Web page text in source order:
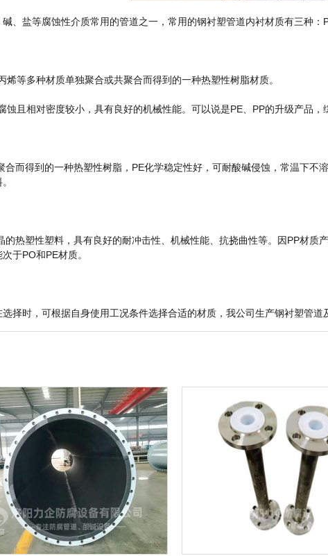
、盐等腐蚀性介质常用的管道之一，常用的钢衬塑管道内衬材质有三种
烯等多种材质单独聚合或共聚合而得到的一种热塑性树脂材质。
蚀且相对密度较小，具有良好的机械性能。可以说是PE、PP的升级产品，
合而得到的一种热塑性树脂，PE化学稳定性好，可耐酸碱侵蚀，常温下
的热塑性塑料，具有良好的耐冲击性、机械性能、抗挠曲性等。因PP材
于PO和PE材质。
择时，可根据自身使用工况条件选择合适的材质，我公司生产钢衬塑管